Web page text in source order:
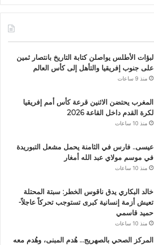
لبؤات الأطلس يواصلن كتابة التاريخ بانتصار ثمين
على جنوب إفريقيا والتأهل إلى كأس العالم
منذ 9 ساعات
المغرب يحتضن الاثنين قرعة كأس أمم إفريقيا
لكرة القدم داخل القاعة 2026
منذ 10 ساعات
عيسى.. فارس في الثامنة يحمل مشعل التبوريدة
في موسم مولاي عبد الله أمغار
منذ 10 ساعات
خالد البكاري يدق ناقوس الخطر: سبتة المحتلة
تعيش أزمة إنسانية كبرى تستوجب تحركاً عاجلاً-
حميد قاسمي
منذ 10 ساعات
المركز الصحي بالصهريج… هُدم المبنى، وهُدم معه